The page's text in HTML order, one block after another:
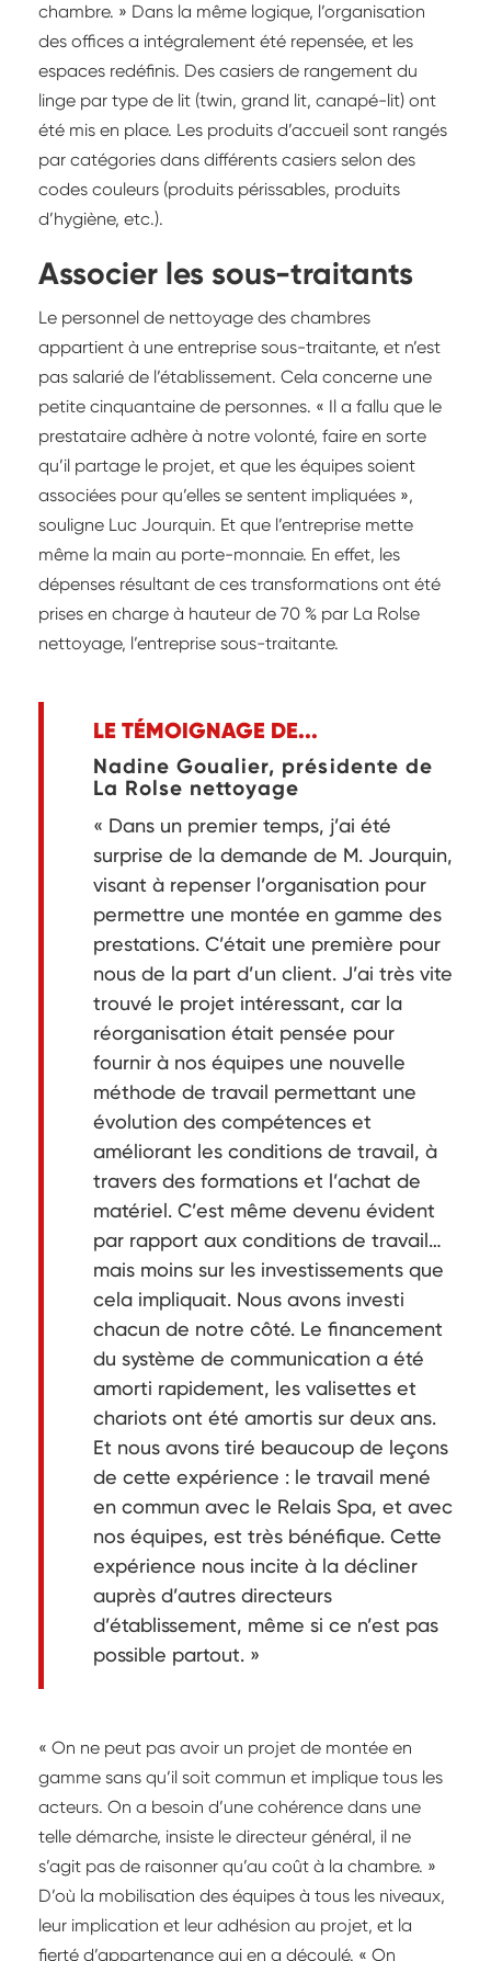
chambre. » Dans la même logique, l’organisation
des offices a intégralement été repensée, et les
espaces redéfinis. Des casiers de rangement du
linge par type de lit (twin, grand lit, canapé-lit) ont
été mis en place. Les produits d’accueil sont rangés
par catégories dans différents casiers selon des
codes couleurs (produits périssables, produits
d’hygiène, etc.).
Associer les sous-traitants
Le personnel de nettoyage des chambres
appartient à une entreprise sous-traitante, et n’est
pas salarié de l’établissement. Cela concerne une
petite cinquantaine de personnes. « Il a fallu que le
prestataire adhère à notre volonté, faire en sorte
qu’il partage le projet, et que les équipes soient
associées pour qu’elles se sentent impliquées »,
souligne Luc Jourquin. Et que l’entreprise mette
même la main au porte-monnaie. En effet, les
dépenses résultant de ces transformations ont été
prises en charge à hauteur de 70 % par La Rolse
nettoyage, l’entreprise sous-traitante.
LE TÉMOIGNAGE DE...
Nadine Goualier, présidente de
La Rolse nettoyage
« Dans un premier temps, j’ai été
surprise de la demande de M. Jourquin,
visant à repenser l’organisation pour
permettre une montée en gamme des
prestations. C’était une première pour
nous de la part d’un client. J’ai très vite
trouvé le projet intéressant, car la
réorganisation était pensée pour
fournir à nos équipes une nouvelle
méthode de travail permettant une
évolution des compétences et
améliorant les conditions de travail, à
travers des formations et l’achat de
matériel. C’est même devenu évident
par rapport aux conditions de travail…
mais moins sur les investissements que
cela impliquait. Nous avons investi
chacun de notre côté. Le financement
du système de communication a été
amorti rapidement, les valisettes et
chariots ont été amortis sur deux ans.
Et nous avons tiré beaucoup de leçons
de cette expérience : le travail mené
en commun avec le Relais Spa, et avec
nos équipes, est très bénéfique. Cette
expérience nous incite à la décliner
auprès d’autres directeurs
d’établissement, même si ce n’est pas
possible partout. »
« On ne peut pas avoir un projet de montée en
gamme sans qu’il soit commun et implique tous les
acteurs. On a besoin d’une cohérence dans une
telle démarche, insiste le directeur général, il ne
s’agit pas de raisonner qu’au coût à la chambre. »
D’où la mobilisation des équipes à tous les niveaux,
leur implication et leur adhésion au projet, et la
fierté d’appartenance qui en a découlé. « On